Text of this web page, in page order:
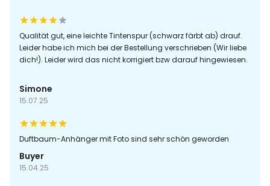
Qualität gut, eine leichte Tintenspur (schwarz färbt ab) drauf.
Leider habe ich mich bei der Bestellung verschrieben (Wir liebe
dich!). Leider wird das nicht korrigiert bzw darauf hingewiesen.
Simone
15.07.25
Duftbaum-Anhänger mit Foto sind sehr schön geworden
Buyer
15.04.25